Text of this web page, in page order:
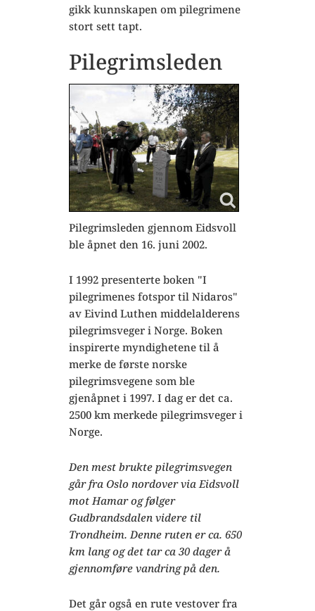
gikk kunnskapen om pilegrimene
stort sett tapt.
Pilegrimsleden
Pilegrimsleden gjennom Eidsvoll
ble åpnet den 16. juni 2002.
I 1992 presenterte boken "I
pilegrimenes fotspor til Nidaros"
av Eivind Luthen middelalderens
pilegrimsveger i Norge. Boken
inspirerte myndighetene til å
merke de første norske
pilegrimsvegene som ble
gjenåpnet i 1997. I dag er det ca.
2500 km merkede pilegrimsveger i
Norge.
Den mest brukte pilegrimsvegen
går fra Oslo nordover via Eidsvoll
mot Hamar og følger
Gudbrandsdalen videre til
Trondheim. Denne ruten er ca. 650
km lang og det tar ca 30 dager å
gjennomføre vandring på den.
Det går også en rute vestover fra